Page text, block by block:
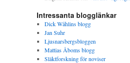
Intressanta blogglänkar
Dick Wåhlins blogg
Jan Suhr
Ljusnarsbergsbloggen
Mattias Åboms blogg
Släktforskning för noviser